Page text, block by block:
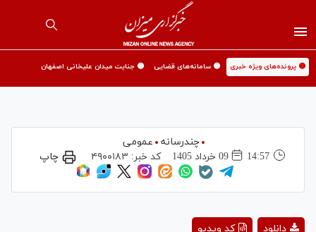
🟡 پرونده‌های ویژه خبری 🟡 سامانه‌های قضایی 🟡 جنایت میدان علیخانی اصفهان
چندرسانه
عمومی
14:57
09 خرداد 1405 کد خبر: ۴۹۰۰۱۸۳ چاپ
کد ویدیو دانلود